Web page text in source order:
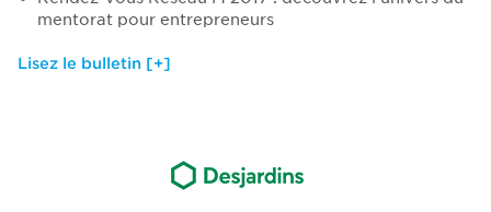
mentorat pour entrepreneurs
Lisez le bulletin [+]